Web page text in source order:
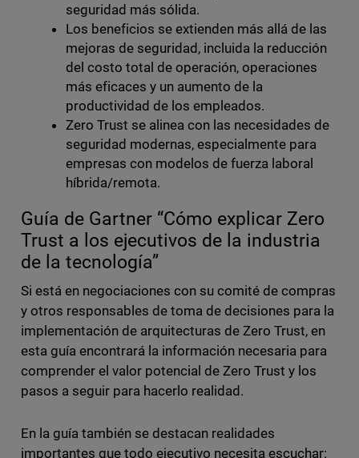
seguridad más sólida.
Los beneficios se extienden más allá de las
mejoras de seguridad, incluida la reducción
del costo total de operación, operaciones
más eficaces y un aumento de la
productividad de los empleados.
Zero Trust se alinea con las necesidades de
seguridad modernas, especialmente para
empresas con modelos de fuerza laboral
híbrida/remota.
Guía de Gartner “Cómo explicar Zero
Trust a los ejecutivos de la industria
de la tecnología”
Si está en negociaciones con su comité de compras
y otros responsables de toma de decisiones para la
implementación de arquitecturas de Zero Trust, en
esta guía encontrará la información necesaria para
comprender el valor potencial de Zero Trust y los
pasos a seguir para hacerlo realidad.
En la guía también se destacan realidades
importantes que todo ejecutivo necesita escuchar: